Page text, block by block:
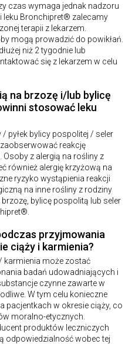
czas wymaga jednak nadzoru
leku Bronchipret® zalecamy
terapii z lekarzem.
mogą prowadzić do powikłań.
niż 2 tygodnie lub
się z lekarzem w celu
na brzozę i/lub bylicę
stosować leku
/ pyłek bylicy pospolitej / seler
reakcję
z alergią na rośliny z
również alergię krzyżową na
ryzyko wystąpienia reakcji
na inne rośliny z rodziny
bylicę pospolitą lub seler
przyjmowania
ciąży i karmienia?
karmienia może zostać
badań udowadniających i
czynne zawarte w
W tym celu konieczne
pacjentkach w okresie ciąży, co
moralno-etycznych.
produktów leczniczych
odpowiedzialność wobec tej